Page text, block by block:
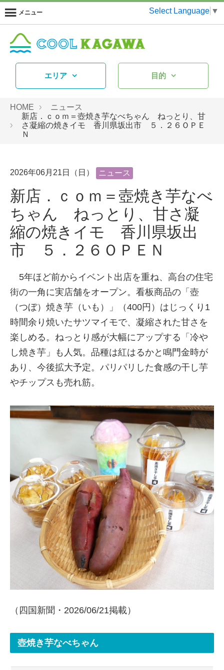
メニュー Select Language ▼
エリア 目的
HOME
ニュース
新店．ｃｏｍ＝壺焼き芋なべちゃん ねっとり、甘
さ凝縮の焼きイモ 香川県坂出市 ５．２６ＯＰＥ
Ｎ
2026年06月21日（日） ニュース
新店．ｃｏｍ＝壺焼き芋なべ
ちゃん ねっとり、甘さ凝
縮の焼きイモ 香川県坂出
市 ５．２６ＯＰＥＮ
5年ほど前からイベント出店を重ね、高台の住宅
街の一角に実店舗をオープン。看板商品の「壺
（つぼ）焼き芋（いも）」（400円）はじっくり1
時間余り焼いたサツマイモで、凝縮された甘さを
楽しめる。ねっとり感が大幅にアップする「冷や
し焼き芋」も人気。品種は紅はるかと鳴門金時が
あり、今後拡大予定。パリパリした食感の干し芋
やチップスも売れ筋。
（四国新聞・2026/06/21掲載）
壺焼き芋なべちゃん